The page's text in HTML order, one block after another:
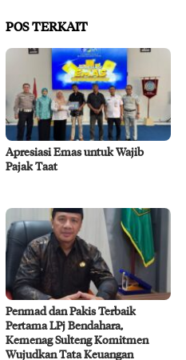
POS TERKAIT
Apresiasi Emas untuk Wajib
Pajak Taat
Penmad dan Pakis Terbaik
Pertama LPj Bendahara,
Kemenag Sulteng Komitmen
Wujudkan Tata Keuangan